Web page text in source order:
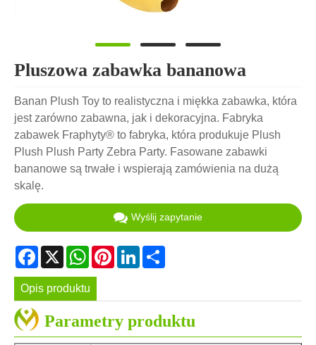
Pluszowa zabawka bananowa
Banan Plush Toy to realistyczna i miękka zabawka, która
jest zarówno zabawna, jak i dekoracyjna. Fabryka
zabawek Fraphyty® to fabryka, która produkuje Plush
Plush Plush Party Zebra Party. Fasowane zabawki
bananowe są trwałe i wspierają zamówienia na dużą
skalę.
Wyślij zapytanie
Facebook
X WhatsApp
PinterestLinkedIn
Opis produktu
Parametry produktu